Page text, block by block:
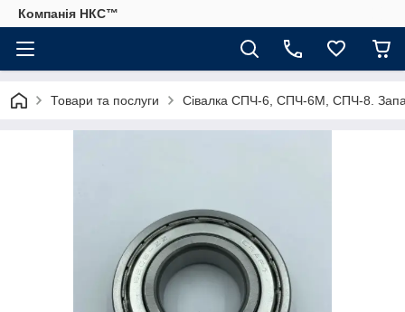
Компанія НКС™
Товари та послуги Сівалка СПЧ-6, СПЧ-6М, СПЧ-8.